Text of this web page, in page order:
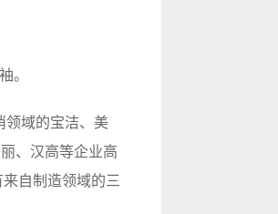
。
领域的宝洁、美
、汉高等企业高
自制造领域的三